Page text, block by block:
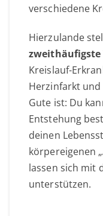
verschiedene
Hierzulande
zweithäufigste
Kreislauf-
Herzinfarkt und
Gute ist: Du
Entstehung
deinen
körpereigenen
lassen sich mit
unterstützen.